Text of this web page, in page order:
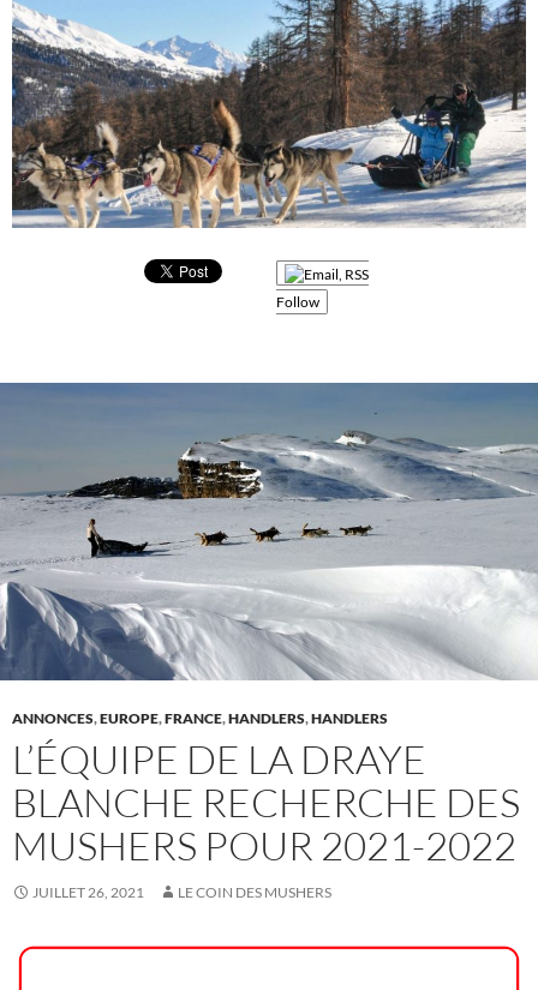
Follow
ANNONCES,EUROPE,FRANCE,HANDLERS,HANDLERS
L’ÉQUIPE DE LA DRAYE
BLANCHE RECHERCHE DES
MUSHERS POUR 2021-2022
JUILLET 26, 2021 LE COIN DES MUSHERS